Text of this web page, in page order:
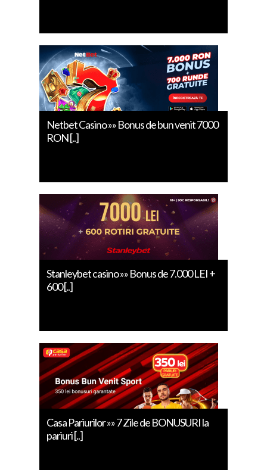
Netbet Casino »» Bonus de bun venit 7000
RON [..]
Stanleybet casino »» Bonus de 7.000 LEI +
600 [..]
Casa Pariurilor »» 7 Zile de BONUSURI la
pariuri [..]